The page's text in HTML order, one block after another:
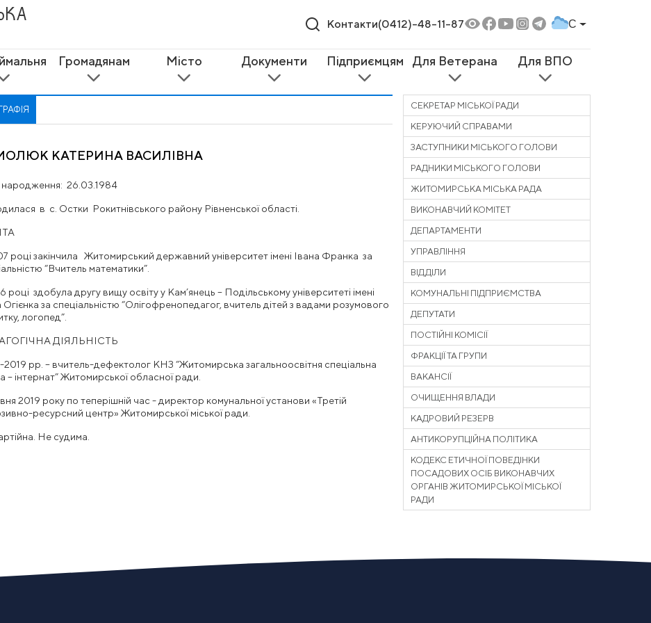
Контакти(0412)-48-11-87 C
Громадянам Місто Документи Підприємцям Для Ветерана Для ВПО
КАТЕРИНА ВАСИЛІВНА
26.03.1984
в с. Остки Рокитнівського району Рівненської області.
році закінчила Житомирський державний університет імені Івана Франка за
“Вчитель математики”.
році здобула другу вищу освіту у Кам’янець – Подільському університеті імені
Огієнка за спеціальністю “Олігофренопедагог, вчитель дітей з вадами розумового
логопед”.
ДІЯЛЬНІСТЬ
рр. – вчитель-дефектолог КНЗ “Житомирська загальноосвітня спеціальна
– інтернат” Житомирської обласної ради.
2019 року по теперішній час - директор комунальної установи «Третій
ресурсний центр» Житомирської міської ради.
Не судима.
СЕКРЕТАР МІСЬКОЇ РАДИ
КЕРУЮЧИЙ СПРАВАМИ
ЗАСТУПНИКИ МІСЬКОГО ГОЛОВИ
РАДНИКИ МІСЬКОГО ГОЛОВИ
ЖИТОМИРСЬКА МІСЬКА РАДА
ВИКОНАВЧИЙ КОМІТЕТ
ДЕПАРТАМЕНТИ
УПРАВЛІННЯ
ВІДДІЛИ
КОМУНАЛЬНІ ПІДПРИЄМСТВА
ДЕПУТАТИ
ПОСТІЙНІ КОМІСІЇ
ФРАКЦІЇ ТА ГРУПИ
ВАКАНСІЇ
ОЧИЩЕННЯ ВЛАДИ
КАДРОВИЙ РЕЗЕРВ
АНТИКОРУПЦІЙНА ПОЛІТИКА
КОДЕКС ЕТИЧНОЇ ПОВЕДІНКИ
ПОСАДОВИХ ОСІБ ВИКОНАВЧИХ
ОРГАНІВ ЖИТОМИРСЬКОЇ МІСЬКОЇ
РАДИ